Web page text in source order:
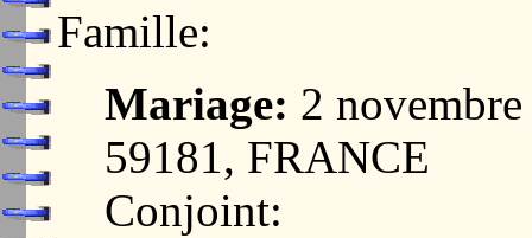
Famille:
Mariage: 2
59181, FRANCE
Conjoint: